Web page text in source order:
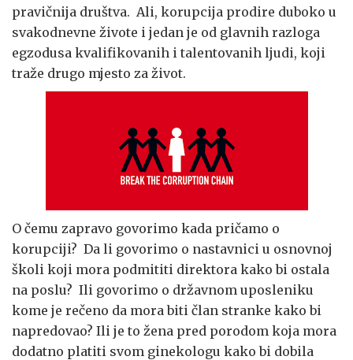
pravičnija društva. Ali, korupcija prodire duboko u
svakodnevne živote i jedan je od glavnih razloga
egzodusa kvalifikovanih i talentovanih ljudi, koji
traže drugo mjesto za život.
O čemu zapravo govorimo kada pričamo o
korupciji? Da li govorimo o nastavnici u osnovnoj
školi koji mora podmititi direktora kako bi ostala
na poslu? Ili govorimo o državnom uposleniku
kome je rečeno da mora biti član stranke kako bi
napredovao? Ili je to žena pred porodom koja mora
dodatno platiti svom ginekologu kako bi dobila